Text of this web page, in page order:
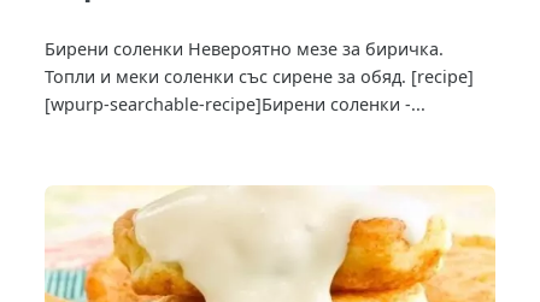
Бирени соленки Невероятно мезе за биричка.
Топли и меки соленки със сирене за обяд. [recipe]
[wpurp-searchable-recipe]Бирени соленки -...